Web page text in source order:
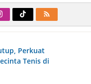
Perkuat
Tenis di